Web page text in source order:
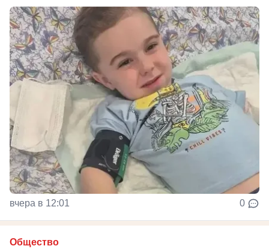
вчера в 12:01 0
Общество